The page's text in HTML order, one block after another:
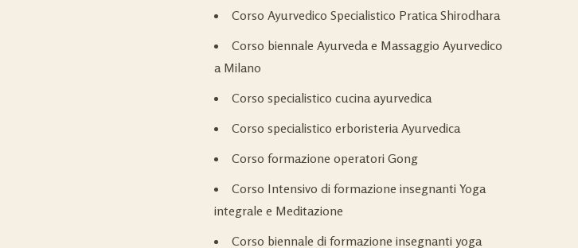
Corso Ayurvedico Specialistico Pratica Shirodhara
Corso biennale Ayurveda e Massaggio Ayurvedico
a Milano
Corso specialistico cucina ayurvedica
Corso specialistico erboristeria Ayurvedica
Corso formazione operatori Gong
Corso Intensivo di formazione insegnanti Yoga
integrale e Meditazione
Corso biennale di formazione insegnanti yoga